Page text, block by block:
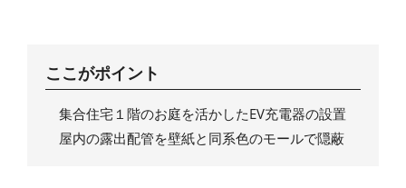
ここがポイント
集合住宅１階のお庭を活かしたEV充電器の設置
屋内の露出配管を壁紙と同系色のモールで隠蔽